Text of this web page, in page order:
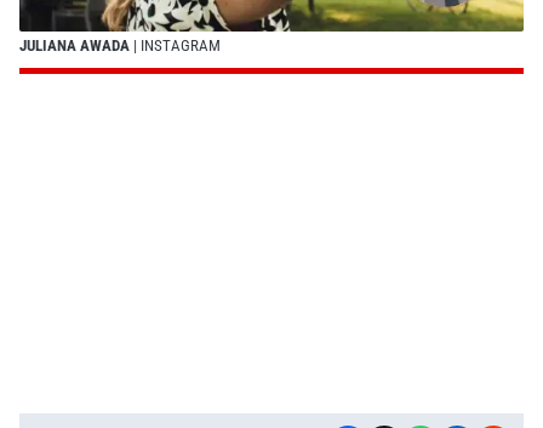
JULIANA AWADA | INSTAGRAM